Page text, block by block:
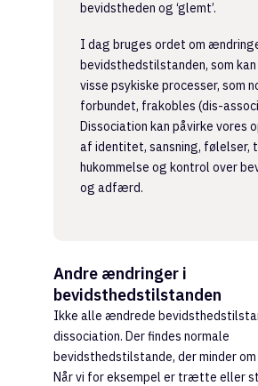
bevidstheden og ‘glemt’.
I dag bruges ordet om
bevidsthedstilstanden, som
visse psykiske processer, som
forbundet, frakobles (dis-
Dissociation kan påvirke vores
af identitet, sansning, følelser,
hukommelse og kontrol over
og adfærd.
Andre ændringer i
bevidsthedstilstanden
Ikke alle ændrede
dissociation. Der findes normale
bevidsthedstilstande, der minder
Når vi for eksempel er trætte eller